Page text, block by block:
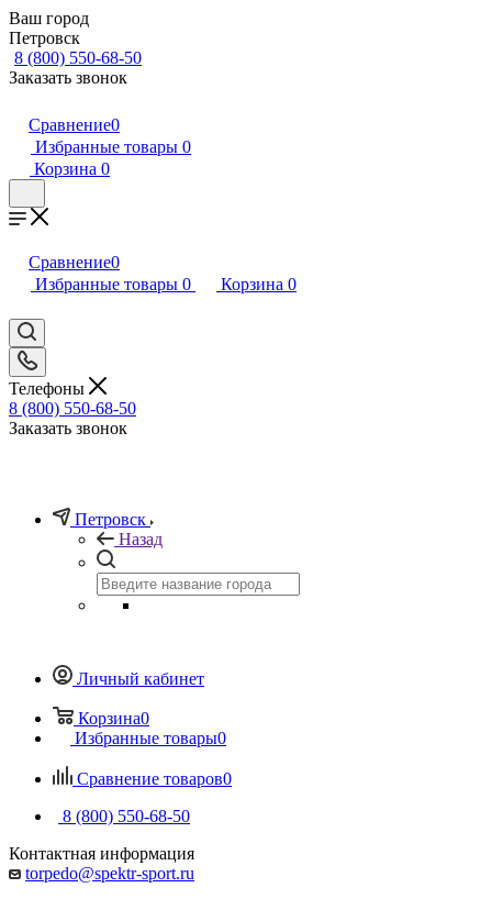
Ваш город
Петровск
8 (800) 550-68-50
Заказать звонок
Сравнение0
Избранные товары 0
Корзина 0
Сравнение0
Избранные товары 0 Корзина 0
Телефоны
8 (800) 550-68-50
Заказать звонок
Петровск
Назад
Личный кабинет
Корзина0
Избранные товары0
Сравнение товаров0
8 (800) 550-68-50
Контактная информация
torpedo@spektr-sport.ru